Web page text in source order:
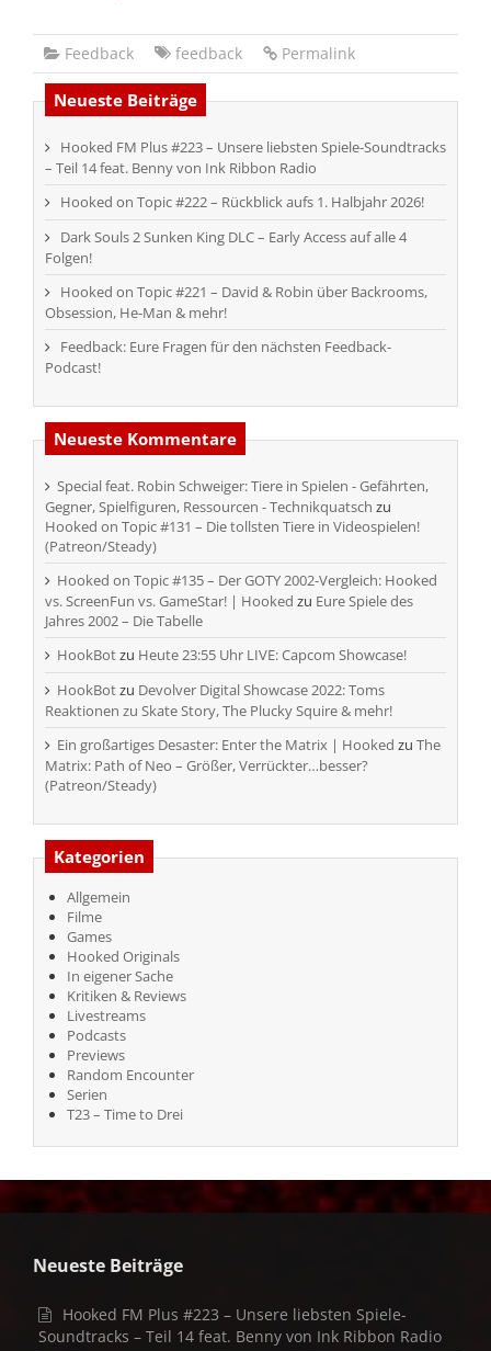
Feedback feedback Permalink
Neueste Beiträge
Hooked FM Plus #223 – Unsere liebsten Spiele-Soundtracks
– Teil 14 feat. Benny von Ink Ribbon Radio
Hooked on Topic #222 – Rückblick aufs 1. Halbjahr 2026!
Dark Souls 2 Sunken King DLC – Early Access auf alle 4
Folgen!
Hooked on Topic #221 – David & Robin über Backrooms,
Obsession, He-Man & mehr!
Feedback: Eure Fragen für den nächsten Feedback-
Podcast!
Neueste Kommentare
Special feat. Robin Schweiger: Tiere in Spielen - Gefährten,
Gegner, Spielfiguren, Ressourcen - Technikquatsch zu
Hooked on Topic #131 – Die tollsten Tiere in Videospielen!
(Patreon/Steady)
Hooked on Topic #135 – Der GOTY 2002-Vergleich: Hooked
vs. ScreenFun vs. GameStar! | Hooked zu Eure Spiele des
Jahres 2002 – Die Tabelle
HookBotzu Heute 23:55 Uhr LIVE: Capcom Showcase!
HookBotzu Devolver Digital Showcase 2022: Toms
Reaktionen zu Skate Story, The Plucky Squire & mehr!
Ein großartiges Desaster: Enter the Matrix | Hooked zu The
Matrix: Path of Neo – Größer, Verrückter…besser?
(Patreon/Steady)
Kategorien
Allgemein
Filme
Games
Hooked Originals
In eigener Sache
Kritiken & Reviews
Livestreams
Podcasts
Previews
Random Encounter
Serien
T23 – Time to Drei
Neueste Beiträge
Hooked FM Plus #223 – Unsere liebsten Spiele-
Soundtracks – Teil 14 feat. Benny von Ink Ribbon Radio